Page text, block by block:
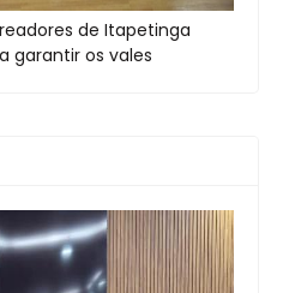
de Itapetinga
garantir os vales